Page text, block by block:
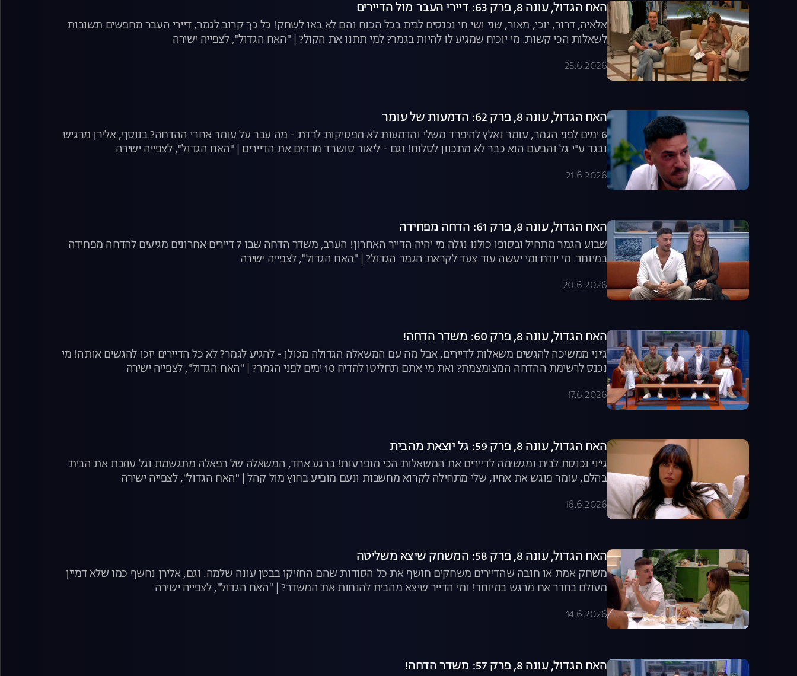
האח הגדול, עונה 8, פרק 63: דיירי העבר מול הדיירים
אלאיה, דרור, יוכי, מאור, שני ושי חי נכנסים לבית בכל הכוח והם לא באו לשחק! כל כך קרוב לגמר, דיירי העבר מחפשים תשובות
לשאלות הכי קשות. מי יוכיח שמגיע לו להיות בגמר? למי תתנו את הקול? | "האח הגדול", לצפייה ישירה
23.6.2026
האח הגדול, עונה 8, פרק 62: הדמעות של עומר
6 ימים לפני הגמר, עומר נאלץ להיפרד משלי והדמעות לא מפסיקות לרדת - מה עבר על עומר אחרי ההדחה? בנוסף, אלירן מרגיש
נבגד ע"י גל והפעם הוא כבר לא מתכוון לסלוח! וגם - ליאור סושרד מדהים את הדיירים | "האח הגדול", לצפייה ישירה
21.6.2026
האח הגדול, עונה 8, פרק 61: הדחה מפחידה
שבוע הגמר מתחיל ובסופו כולנו נגלה מי יהיה הדייר האחרון! הערב, משדר הדחה שבו 7 דיירים אחרונים מגיעים להדחה מפחידה
במיוחד. מי יודח ומי יעשה עוד צעד לקראת הגמר הגדול? | "האח הגדול", לצפייה ישירה
20.6.2026
האח הגדול, עונה 8, פרק 60: משדר הדחה!
ג׳יני ממשיכה להגשים משאלות לדיירים, אבל מה עם המשאלה הגדולה מכולן - להגיע לגמר? לא כל הדיירים יזכו להגשים אותה! מי
נכנס לרשימת ההדחה המצומצמת? ואת מי אתם תחליטו להדיח 10 ימים לפני הגמר? | "האח הגדול", לצפייה ישירה
17.6.2026
האח הגדול, עונה 8, פרק 59: גל יוצאת מהבית
גי׳ני נכנסת לבית ומגשימה לדיירים את המשאלות הכי מופרעות! ברגע אחד, המשאלה של רפאלה מתגשמת וגל עוזבת את הבית
בהלם, עומר פוגש את אחיו, שלי מתחילה לקרוא מחשבות ונעם מופיע בחוץ מול קהל | "האח הגדול", לצפייה ישירה
16.6.2026
האח הגדול, עונה 8, פרק 58: המשחק שיצא משליטה
משחק אמת או חובה שהדיירים משחקים חושף את כל הסודות שהם החזיקו בבטן עונה שלמה. וגם, אלירן נחשף כמו שלא דמיין
מעולם בחדר אח מרגש במיוחד! ומי הדייר שיצא מהבית להנחות את המשדר? | "האח הגדול", לצפייה ישירה
14.6.2026
האח הגדול, עונה 8, פרק 57: משדר הדחה!